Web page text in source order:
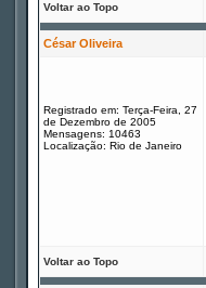
Voltar ao Topo
César Oliveira
Registrado em: Terça-Feira, 27
de Dezembro de 2005
Mensagens: 10463
Localização: Rio de Janeiro
Voltar ao Topo